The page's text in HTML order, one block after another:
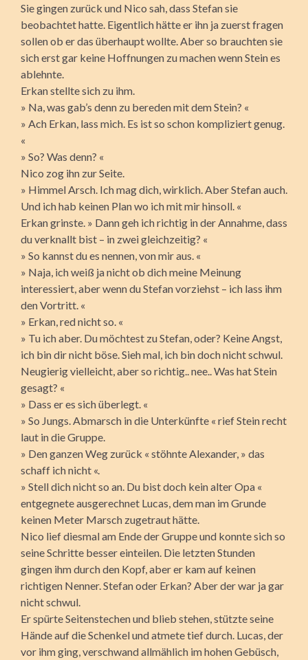
Sie gingen zurück und Nico sah, dass Stefan sie
beobachtet hatte. Eigentlich hätte er ihn ja zuerst fragen
sollen ob er das überhaupt wollte. Aber so brauchten sie
sich erst gar keine Hoffnungen zu machen wenn Stein es
ablehnte.
Erkan stellte sich zu ihm.
» Na, was gab’s denn zu bereden mit dem Stein? «
» Ach Erkan, lass mich. Es ist so schon kompliziert genug.
«
» So? Was denn? «
Nico zog ihn zur Seite.
» Himmel Arsch. Ich mag dich, wirklich. Aber Stefan auch.
Und ich hab keinen Plan wo ich mit mir hinsoll. «
Erkan grinste. » Dann geh ich richtig in der Annahme, dass
du verknallt bist – in zwei gleichzeitig? «
» So kannst du es nennen, von mir aus. «
» Naja, ich weiß ja nicht ob dich meine Meinung
interessiert, aber wenn du Stefan vorziehst – ich lass ihm
den Vortritt. «
» Erkan, red nicht so. «
» Tu ich aber. Du möchtest zu Stefan, oder? Keine Angst,
ich bin dir nicht böse. Sieh mal, ich bin doch nicht schwul.
Neugierig vielleicht, aber so richtig.. nee.. Was hat Stein
gesagt? «
» Dass er es sich überlegt. «
» So Jungs. Abmarsch in die Unterkünfte « rief Stein recht
laut in die Gruppe.
» Den ganzen Weg zurück « stöhnte Alexander, » das
schaff ich nicht «.
» Stell dich nicht so an. Du bist doch kein alter Opa «
entgegnete ausgerechnet Lucas, dem man im Grunde
keinen Meter Marsch zugetraut hätte.
Nico lief diesmal am Ende der Gruppe und konnte sich so
seine Schritte besser einteilen. Die letzten Stunden
gingen ihm durch den Kopf, aber er kam auf keinen
richtigen Nenner. Stefan oder Erkan? Aber der war ja gar
nicht schwul.
Er spürte Seitenstechen und blieb stehen, stützte seine
Hände auf die Schenkel und atmete tief durch. Lucas, der
vor ihm ging, verschwand allmählich im hohen Gebüsch,